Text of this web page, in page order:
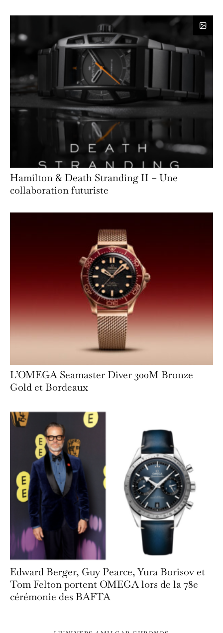
Hamilton & Death Stranding II – Une
collaboration futuriste
L’OMEGA Seamaster Diver 300M Bronze
Gold et Bordeaux
Edward Berger, Guy Pearce, Yura Borisov et
Tom Felton portent OMEGA lors de la 78e
cérémonie des BAFTA